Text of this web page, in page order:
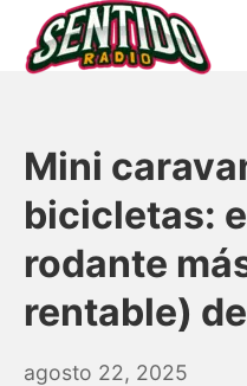
Saltar
contenido
Mini
bicicletas:
rodante
rentable)
agosto 22, 2025